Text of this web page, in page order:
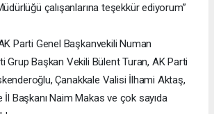
çalışanlarına teşekkür ediyorum”
Parti Genel Başkanvekili Numan
Grup Başkan Vekili Bülent Turan, AK Parti
Çanakkale Valisi İlhami Aktaş,
İl Başkanı Naim Makas ve çok sayıda